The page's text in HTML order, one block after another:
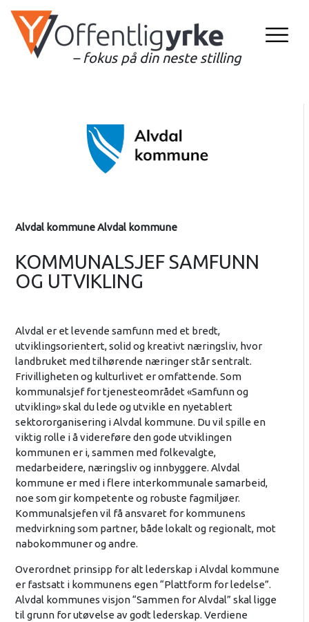
– fokus på din neste stilling
Alvdal kommune Alvdal kommune
KOMMUNALSJEF SAMFUNN
OG UTVIKLING
Alvdal er et levende samfunn med et bredt,
utviklingsorientert, solid og kreativt næringsliv, hvor
landbruket med tilhørende næringer står sentralt.
Frivilligheten og kulturlivet er omfattende. Som
kommunalsjef for tjenesteområdet «Samfunn og
utvikling» skal du lede og utvikle en nyetablert
sektororganisering i Alvdal kommune. Du vil spille en
viktig rolle i å videreføre den gode utviklingen
kommunen er i, sammen med folkevalgte,
medarbeidere, næringsliv og innbyggere. Alvdal
kommune er med i flere interkommunale samarbeid,
noe som gir kompetente og robuste fagmiljøer.
Kommunalsjefen vil få ansvaret for kommunens
medvirkning som partner, både lokalt og regionalt, mot
nabokommuner og andre.
Overordnet prinsipp for alt lederskap i Alvdal kommune
er fastsatt i kommunens egen “Plattform for ledelse”.
Alvdal kommunes visjon “Sammen for Alvdal” skal ligge
til grunn for utøvelse av godt lederskap. Verdiene